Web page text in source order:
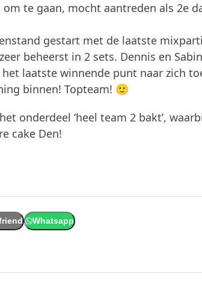
te gaan, mocht aantreden als 2e
gestart met de laatste
beheerst in 2 sets. Dennis en
laatste winnende punt naar zich
binnen! Topteam! 🙂
onderdeel ‘heel team 2 bakt’,
cake Den!
Whatsapp